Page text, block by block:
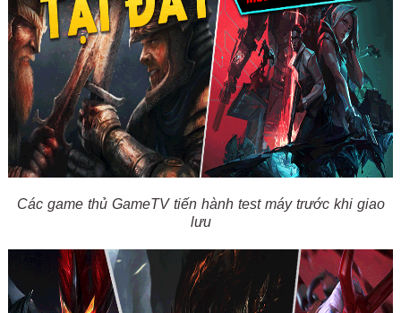
Các game thủ GameTV tiến hành test máy trước khi giao
lưu